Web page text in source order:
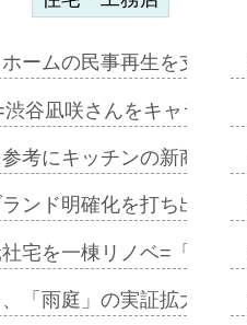
ームの民事再生を支援=
谷凪咲さんをキャラク
考にキッチンの新商品=
ンド明確化を打ち出す=
宅を一棟リノベ=「職住
「雨庭」の実証拡大へ=